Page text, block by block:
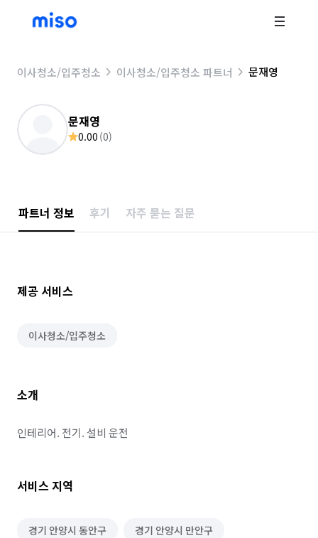
이사청소/입주청소 이사청소/입주청소 파트너 문재영
문재영
0.00 (0)
파트너 정보 후기 자주 묻는 질문
제공 서비스
이사청소/입주청소
소개
인테리어. 전기. 설비 운전
서비스 지역
경기 안양시 동안구 경기 안양시 만안구